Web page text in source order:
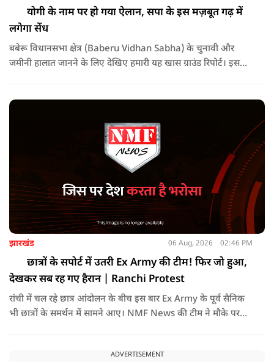
योगी के नाम पर हो गया ऐलान, सपा के इस मज़बूत गढ़ में
लगेगा सेंध
बबेरू विधानसभा क्षेत्र (Baberu Vidhan Sabha) के चुनावी और
जमीनी हालात जानने के लिए देखिए हमारी यह खास ग्राउंड रिपोर्ट। इस
झारखंड 06 Aug, 2026 02:46 PM
छात्रों के सपोर्ट में उतरी Ex Army की टीम! फिर जो हुआ,
देखकर सब रह गए हैरान | Ranchi Protest
रांची में चल रहे छात्र आंदोलन के बीच इस बार Ex Army के पूर्व सैनिक
भी छात्रों के समर्थन में सामने आए। NMF News की टीम ने मौके पर
ADVERTISEMENT